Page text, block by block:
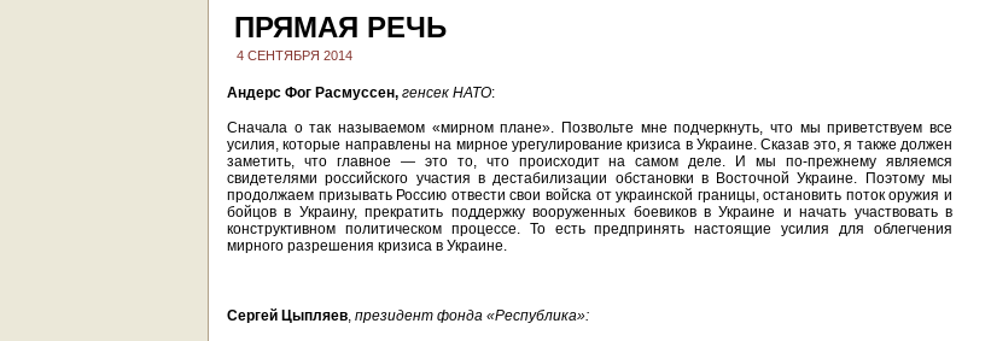
ПРЯМАЯ РЕЧЬ
4 СЕНТЯБРЯ 2014
Андерс Фог Расмуссен, генсек НАТО:
Сначала о так называемом «мирном плане». Позвольте мне подчеркнуть, что мы приветствуем все
усилия, которые направлены на мирное урегулирование кризиса в Украине. Сказав это, я также должен
заметить, что главное — это то, что происходит на самом деле. И мы по-прежнему являемся
свидетелями российского участия в дестабилизации обстановки в Восточной Украине. Поэтому мы
продолжаем призывать Россию отвести свои войска от украинской границы, остановить поток оружия и
бойцов в Украину, прекратить поддержку вооруженных боевиков в Украине и начать участвовать в
конструктивном политическом процессе. То есть предпринять настоящие усилия для облегчения
мирного разрешения кризиса в Украине.
Сергей Цыпляев, президент фонда «Республика»: